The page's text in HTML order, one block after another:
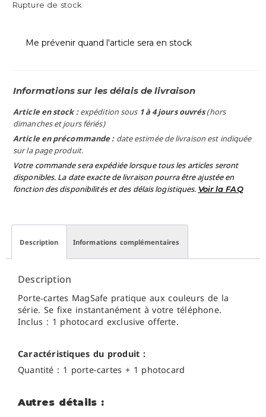
Rupture de stock
Me prévenir quand l'article sera en stock
Informations sur les délais de livraison
Article en stock :expédition sous 1 à 4 jours ouvrés(hors
dimanches et jours fériés)
Article en précommande : date estimée de livraison est indiquée
sur la page produit.
Votre commande sera expédiée lorsque tous les articles seront
disponibles. La date exacte de livraison pourra être ajustée en
fonction des disponibilités et des délais logistiques. Voir la FAQ
Description Informations complémentaires
Description
Porte‑cartes MagSafe pratique aux couleurs de la
série. Se fixe instantanément à votre téléphone.
Inclus : 1 photocard exclusive offerte.
Caractéristiques du produit :
Quantité : 1 porte-cartes + 1 photocard
Autres détails :